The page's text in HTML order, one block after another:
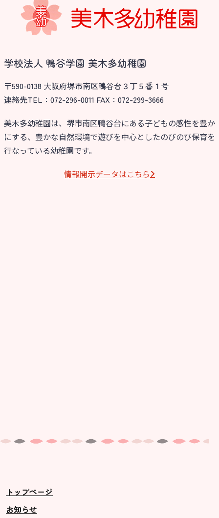
学校法人 鴨谷学園 美木多幼稚園
〒590-0138 ⼤阪府堺市南区鴨⾕台３丁５番１号
連絡先TEL：072-296-0011 FAX：072-299-3666
美木多幼稚園は、堺市南区鴨谷台にある子どもの感性を豊か
にする、豊かな自然環境で遊びを中心としたのびのび保育を
行なっている幼稚園です。
情報開⽰データはこちら
トップページ
お知らせ